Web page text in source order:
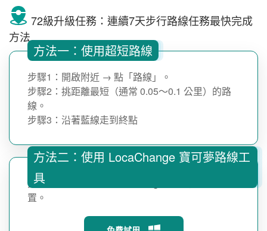
72級升級任務：連續7天步行路線任務最快完成
方法
方法一：使用超短路線
步驟1：開啟附近 → 點「路線」。
步驟2：挑距離最短（通常 0.05～0.1 公里）的路
線。
步驟3：沿著藍線走到終點
方法二：使用 LocaChange 寶可夢路線工
具
步驟1：下載並安裝LocaChange到你的手機裝
置。